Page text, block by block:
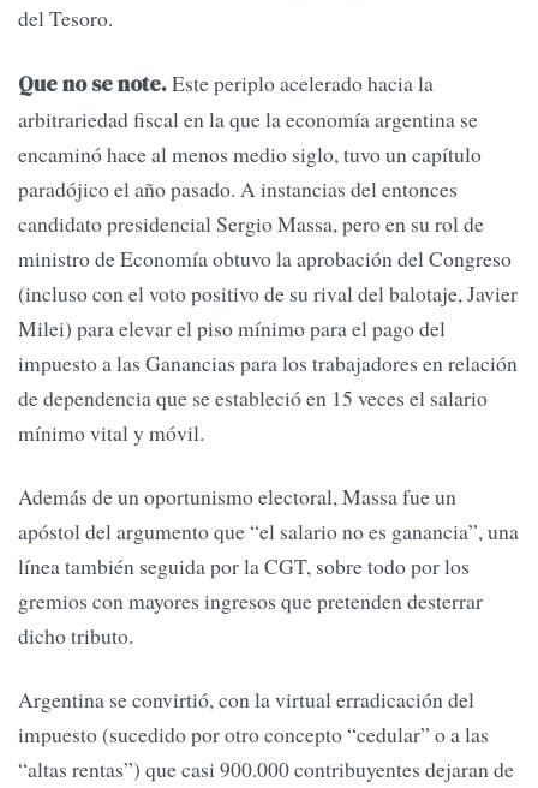
del Tesoro.
Que no se note.Este periplo acelerado hacia la
arbitrariedad fiscal en la que la economía argentina se
encaminó hace al menos medio siglo, tuvo un capítulo
paradójico el año pasado. A instancias del entonces
candidato presidencial Sergio Massa, pero en su rol de
ministro de Economía obtuvo la aprobación del Congreso
(incluso con el voto positivo de su rival del balotaje, Javier
Milei) para elevar el piso mínimo para el pago del
impuesto a las Ganancias para los trabajadores en relación
de dependencia que se estableció en 15 veces el salario
mínimo vital y móvil.
Además de un oportunismo electoral, Massa fue un
apóstol del argumento que “el salario no es ganancia”, una
línea también seguida por la CGT, sobre todo por los
gremios con mayores ingresos que pretenden desterrar
dicho tributo.
Argentina se convirtió, con la virtual erradicación del
impuesto (sucedido por otro concepto “cedular” o a las
“altas rentas”) que casi 900.000 contribuyentes dejaran de